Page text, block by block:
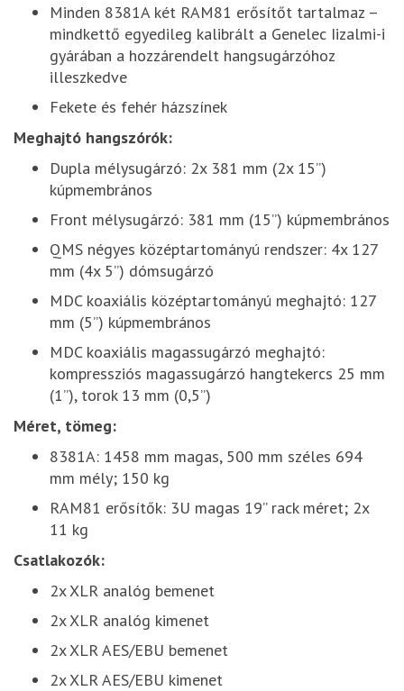
Minden 8381A két RAM81 erősítőt tartalmaz –
mindkettő egyedileg kalibrált a Genelec Iizalmi-i
gyárában a hozzárendelt hangsugárzóhoz
illeszkedve
Fekete és fehér házszínek
Meghajtó hangszórók:
Dupla mélysugárzó: 2x 381 mm (2x 15”)
kúpmembrános
Front mélysugárzó: 381 mm (15”) kúpmembrános
QMS négyes középtartományú rendszer: 4x 127
mm (4x 5”) dómsugárzó
MDC koaxiális középtartományú meghajtó: 127
mm (5”) kúpmembrános
MDC koaxiális magassugárzó meghajtó:
kompressziós magassugárzó hangtekercs 25 mm
(1”), torok 13 mm (0,5”)
Méret, tömeg:
8381A: 1458 mm magas, 500 mm széles 694
mm mély; 150 kg
RAM81 erősítők: 3U magas 19” rack méret; 2x
11 kg
Csatlakozók:
2x XLR analóg bemenet
2x XLR analóg kimenet
2x XLR AES/EBU bemenet
2x XLR AES/EBU kimenet